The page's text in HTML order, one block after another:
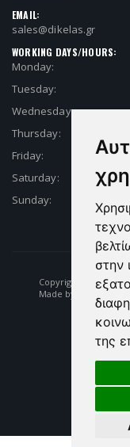
στην
της
EMAIL:
sales@dikelas.gr
WORKING DAYS/HOURS:
Monday:
Tuesday:
Wednesday:
Thursday:
Friday:
Saturday:
Sunday:
Copyright © 2026
Made by: e-biz.gr